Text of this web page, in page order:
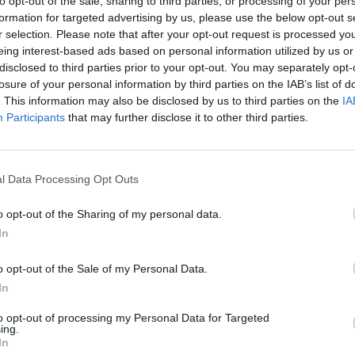
for targeted advertising by us, please use the below opt-out
selection. Please note that after your opt-out request is processed
interest-based ads based on personal information utilized by us
to third parties prior to your opt-out. You may separately
of your personal information by third parties on the IAB’s list of
This information may also be disclosed by us to third parties on the
Participants that may further disclose it to other third parties.
Data Processing Opt Outs
opt-out of the Sharing of my personal data.
opt-out of the Sale of my Personal Data.
opt-out of processing my Personal Data for Targeted
ludzkie wady: pychę, nałogi, hipokryzję, itp.
na temat przyjaźni czy miłości. Czyni to
Książę
nie był z nią połączony miłością czy przyjaźnią.
wieku nie zatracił w sobie duszy dziecka. To